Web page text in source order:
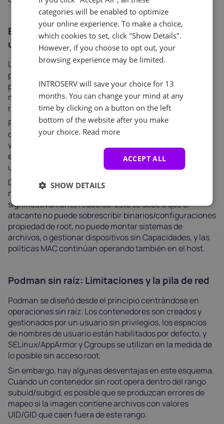
El papel de los espacios de nombres de
usuario y la mitigación de daños
Los espacios de nombres de usuario aíslan UID/GID y
permiten la reasignación de UID. Por ejemplo, si un
proceso dentro de un contenedor tiene UID 0 (root), ese
mismo proceso se mapea a un UID sin privilegios del
rango subuid/subgid en el host.
Por lo tanto, incluso si un atacante dentro del
contenedor tiene privilegios de root y logra explotar una
vulnerabilidad de tiempo de ejecución/núcleo para
escapar al nivel del host, continúa operando como un
usuario sin privilegios en el host.
De este modo, muchas cadenas de explotación, incluida
runc-escape, se rompen o tienen un impacto
significativamente reducido. Esto se debe a que el
atacante no puede sobrescribir binarios/configuraciones
propiedad de root, no puede montar sistemas de
archivos, o gestionar dispositivos sin Capacidades, y las
políticas MAC continúan operando también en el host.
Podman sin raíz: Limitaciones y la pila de red
Podman se diseñó desde el principio centrándose en
operaciones sin raíz. Los contenedores son creados y
gestionados por un usuario sin privilegios, los espacios
de nombres de usuario están habilitados por defecto, y
SELinux/AppArmor y Cgroups se utilizan en la medida de
lo posible sin acceso root.
Sin embargo, hay algunas desventajas en este esquema.
Cuando un contenedor sin root opera dentro del rango
subuid/subgid, es posible que se produzcan errores de
mapeo si la imagen contiene archivos con valores
UID/GID que caen fuera de este rango.
categories will be enabled to optimize
your online experience. To make a choice,
which cookies to set, click "Show Details".
However, if you choose to opt out, your
browsing experience may be limited.
INTROSERV will save your choice for 13
months. You can change your mind at any
time by clicking on a button on the left
bottom of the website after you make
your choice. Read more
ACCEPT ALL
SHOW DETAILS